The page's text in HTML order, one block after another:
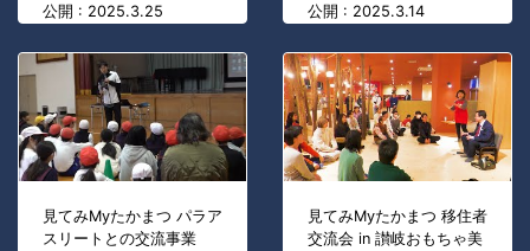
公開 : 2025.3.25
公開 : 2025.3.14
見てみMyたかまつ パラア
スリートとの交流事業
見てみMyたかまつ 移住者
交流会 in 讃岐おもちゃ美